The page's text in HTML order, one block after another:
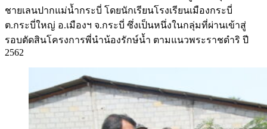
ชายเลนปากแม่น้ำกระบี่ โดยนักเรียนโรงเรียนเมืองกระบี่
ต.กระบี่ใหญ่ อ.เมืองฯ จ.กระบี่ ซึ่งเป็นหนึ่งในกลุ่มที่ผ่านเข้าสู่
รอบตัดสินโครงการพี่นำน้องรักษ์น้ำ ตามแนวพระราชดำริ ปี
2562